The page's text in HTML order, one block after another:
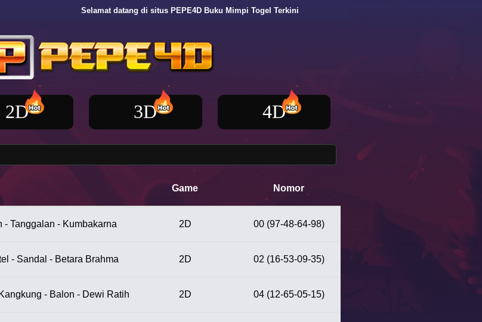
Selamat datang di situs PEPE4D Buku Mimpi Togel Terkini
2D 3D 4D
Game Nomor
- Tanggalan - Kumbakarna 2D 00 (97-48-64-98)
- Sandal - Betara Brahma 2D 02 (16-53-09-35)
- Balon - Dewi Ratih 2D 04 (12-65-05-15)